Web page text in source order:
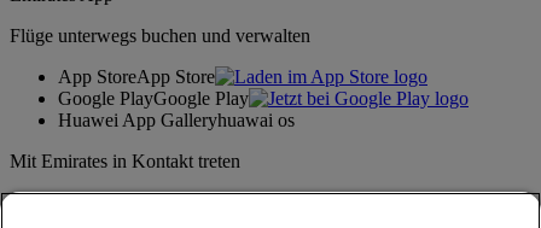
Flüge unterwegs buchen und verwalten
App StoreApp Store
Google PlayGoogle Play
Huawei App Galleryhuawai os
Mit Emirates in Kontakt treten